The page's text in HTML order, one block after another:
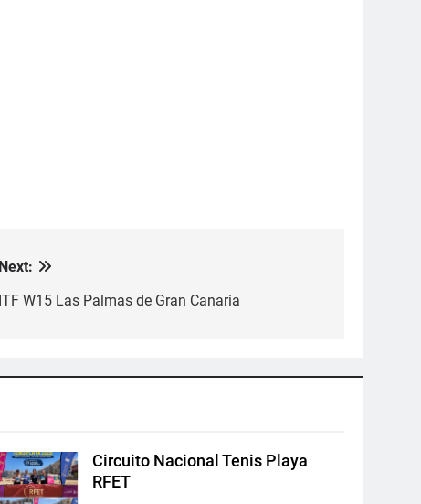
Next:
ITF W15 Las Palmas de Gran Canaria
Circuito Nacional Tenis Playa
RFET